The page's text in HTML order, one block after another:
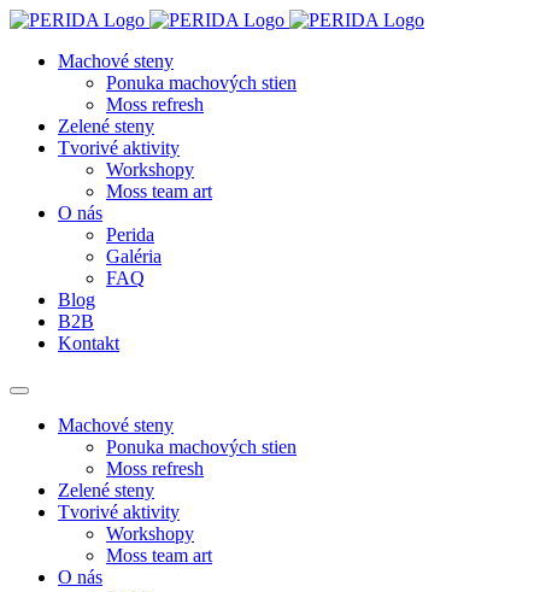
Machové steny
Ponuka machových stien
Moss refresh
Zelené steny
Tvorivé aktivity
Workshopy
Moss team art
O nás
Perida
Galéria
FAQ
Blog
B2B
Kontakt
Machové steny
Ponuka machových stien
Moss refresh
Zelené steny
Tvorivé aktivity
Workshopy
Moss team art
O nás